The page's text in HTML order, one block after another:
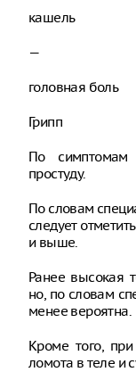
кашель
—
головная боль
Грипп
По
простуду.
По словам
следует
и выше.
Ранее высокая
но, по словам
менее вероятна.
Кроме того,
ломота в теле и